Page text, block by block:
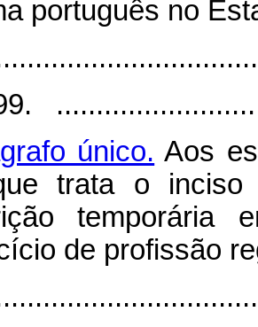
português no
único. Aos
trata o
temporária
de profissão